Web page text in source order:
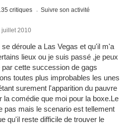
critiques Suivre son activité
juillet 2010
déroule a Las Vegas et qu'il m'a
lieux ou je suis passé ,je peux
cette succession de gags
toutes plus improbables les unes
surement l'apparition du pauvre
la comédie que moi pour la boxe.Le
pas mais le scenario est tellement
qu'il reste difficile de trouver le